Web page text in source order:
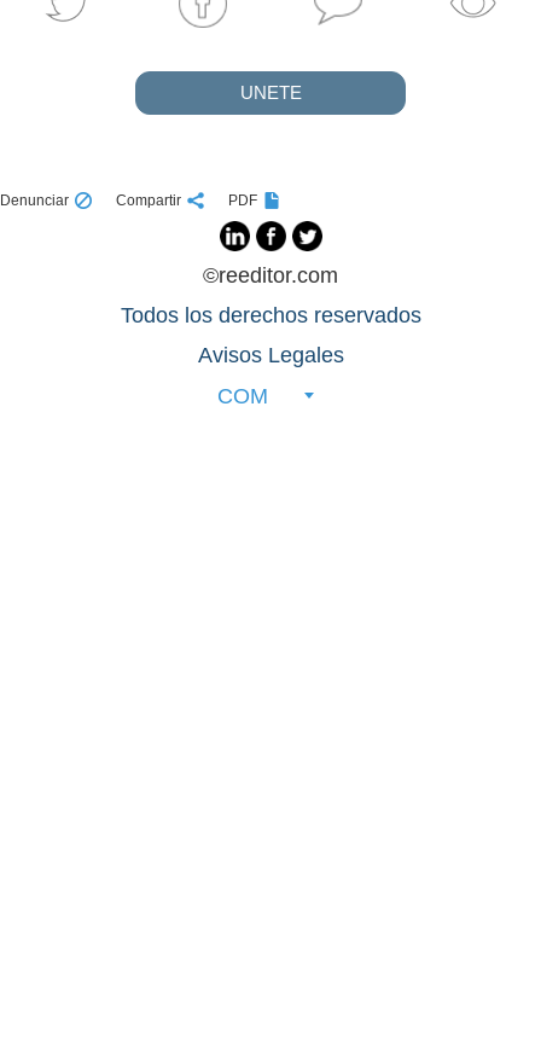
UNETE
Denunciar Compartir PDF
©reeditor.com
Todos los derechos reservados
Avisos Legales